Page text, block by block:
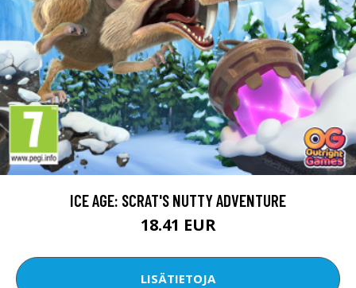
ICE AGE: SCRAT'S NUTTY ADVENTURE
18.41 EUR
LISÄTIETOJA